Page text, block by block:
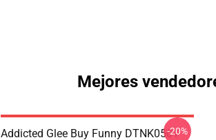
Mejores
Addicted Glee Buy Funny DTNK0501-20%